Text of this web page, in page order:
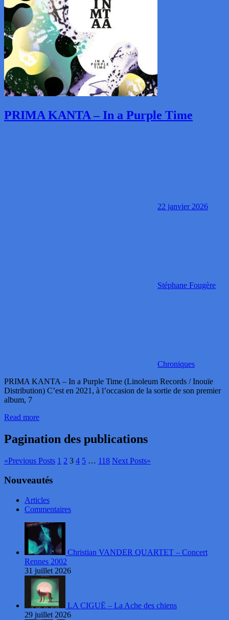
PRIMA KANTA – In a Purple Time
22 janvier 2026
Stéphane Fougère
Chroniques
PRIMA KANTA – In a Purple Time (Linoleum Records / Inouïe
Distribution) C’est en 2021, à l’occasion de la sortie de son premier
album, 7
Read more
Pagination des publications
«Previous Posts 1 2 3 4 5 … 118 Next Posts»
Nouveautés
Articles
Commentaires
Christian VANDER QUARTET – Concert
Rennes 2002
31 juillet 2026
LA CIGUË – La Ache des chiens
29 juillet 2026